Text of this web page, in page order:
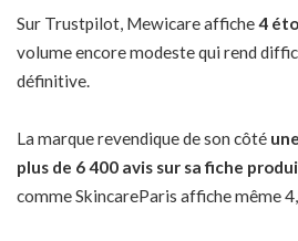
Sur Trustpilot, Mewicare affiche4
volume encore modeste qui rend
définitive.
La marque revendique de son côté
plus de 6 400 avis sur sa fiche
comme SkincareParis affiche même